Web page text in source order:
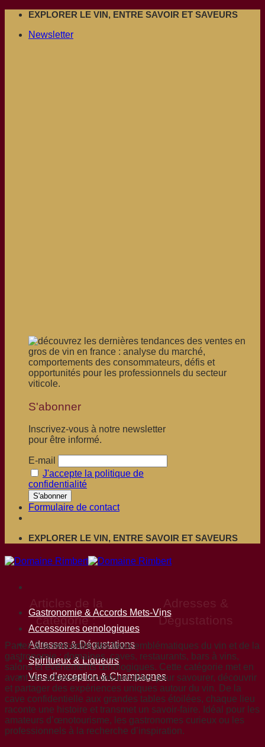
Passer
contenu
EXPLORER LE VIN, ENTRE SAVOIR ET SAVEURS
Newsletter
S'abonner
Inscrivez-vous à notre newsletter
pour être informé.
E-mail
J'accepte la politique de
confidentialité
Formulaire de contact
EXPLORER LE VIN, ENTRE SAVOIR ET SAVEURS
Gastronomie & Accords Mets-Vins
Accessoires oenologiques
Adresses & Dégustations
Spiritueux & Liqueurs
Vins d’exception & Champagnes
Adresses &
Dégustations
Partez à la rencontre des lieux emblématiques du vin et de la
gastronomie : domaines, caves, restaurants, bars à vins,
salons et événements œnologiques. Cette catégorie met en
avant les adresses incontournables pour savourer, découvrir
et partager des expériences uniques autour du vin. De la
cave confidentielle aux grandes tables étoilées, chaque lieu
raconte une histoire et transmet un savoir-faire. Idéal pour les
amateurs d’œnotourisme, les gastronomes curieux ou les
professionnels à la recherche d’inspiration.